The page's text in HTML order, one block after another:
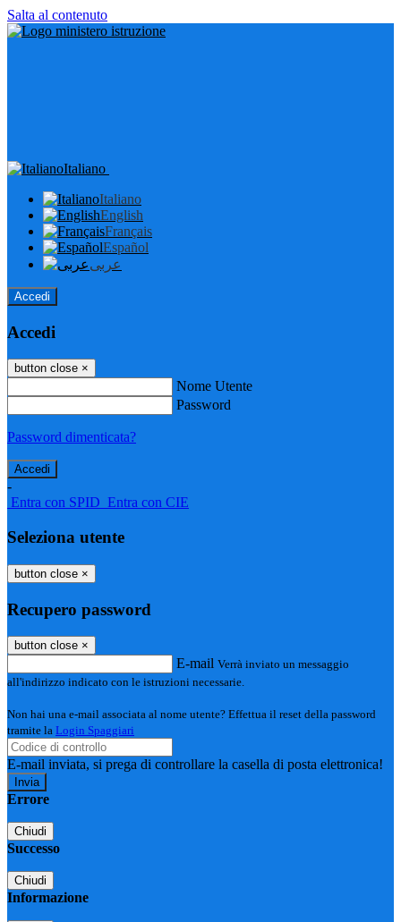
Salta al contenuto
Italiano
Italiano
English
Français
Español
عربى
Accedi
Accedi
button close ×
Nome Utente
Password
Password dimenticata?
-
Entra con SPID Entra con CIE
Seleziona utente
button close ×
Recupero password
button close ×
E-mail Verrà inviato un messaggio
all'indirizzo indicato con le istruzioni necessarie.
Non hai una e-mail associata al nome utente? Effettua il reset della password
tramite la Login Spaggiari
E-mail inviata, si prega di controllare la casella di posta elettronica!
Errore
Chiudi
Successo
Chiudi
Informazione